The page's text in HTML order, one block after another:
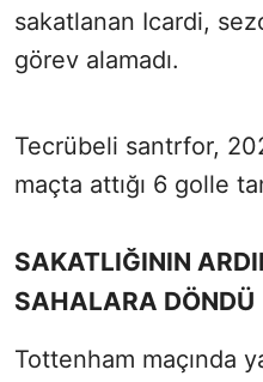
sakatlanan Icardi,
görev alamadı.
Tecrübeli santrfor,
maçta attığı 6 golle
SAKATLIĞININ
SAHALARA DÖNDÜ
Tottenham maçında